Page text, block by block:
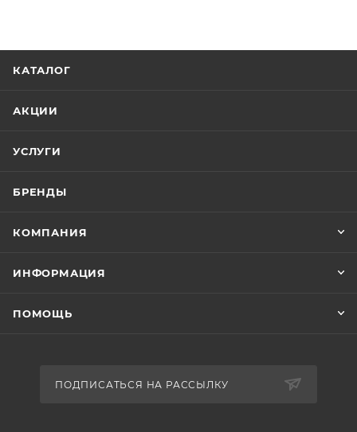
КАТАЛОГ
АКЦИИ
УСЛУГИ
БРЕНДЫ
КОМПАНИЯ
ИНФОРМАЦИЯ
ПОМОЩЬ
ПОДПИСАТЬСЯ НА РАССЫЛКУ